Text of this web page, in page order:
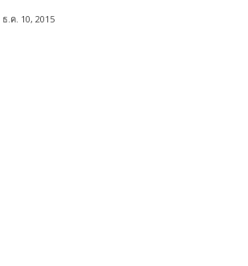
ธ.ค. 10, 2015